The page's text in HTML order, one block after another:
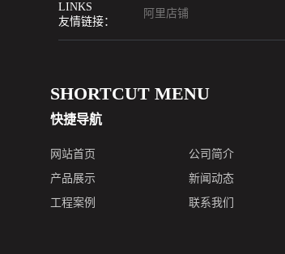
LINKS
友情链接：
阿里店铺
SHORTCUT MENU
快捷导航
网站首页
公司简介
产品展示
新闻动态
工程案例
联系我们